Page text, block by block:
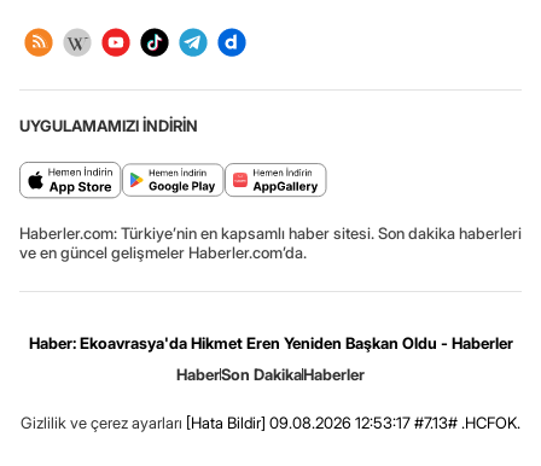
UYGULAMAMIZI İNDİRİN
Haberler.com: Türkiye’nin en kapsamlı haber sitesi. Son dakika haberleri
ve en güncel gelişmeler Haberler.com’da.
Haber: Ekoavrasya'da Hikmet Eren Yeniden Başkan Oldu - Haberler
HaberSon DakikaHaberler
Gizlilik ve çerez ayarları [Hata Bildir] 09.08.2026 12:53:17 #7.13# .HCFOK.